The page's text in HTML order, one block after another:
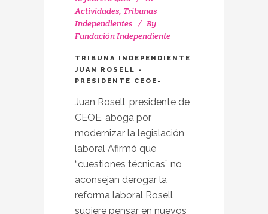
Actividades, Tribunas
Independientes
By
Fundación Independiente
TRIBUNA INDEPENDIENTE
JUAN ROSELL -
PRESIDENTE CEOE-
Juan Rosell, presidente de
CEOE, aboga por
modernizar la legislación
laboral Afirmó que
“cuestiones técnicas” no
aconsejan derogar la
reforma laboral Rosell
sugiere pensar en nuevos